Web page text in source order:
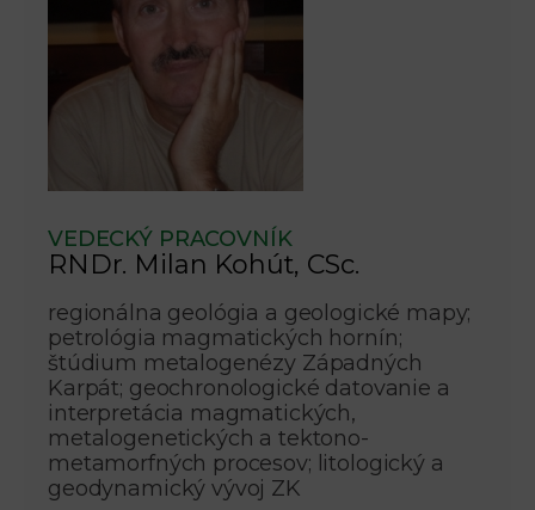
VEDECKÝ PRACOVNÍK
RNDr. Milan Kohút, CSc.
regionálna geológia a geologické mapy;
petrológia magmatických hornín;
štúdium metalogenézy Západných
Karpát; geochronologické datovanie a
interpretácia magmatických,
metalogenetických a tektono-
metamorfných procesov; litologický a
geodynamický vývoj ZK